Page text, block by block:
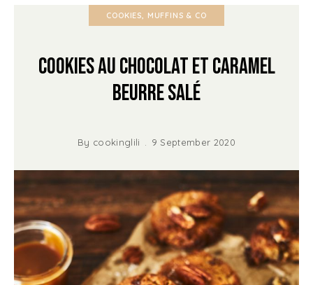
COOKIES, MUFFINS & CO
Cookies au Chocolat et caramel
beurre salé
By cookinglili 9 September 2020